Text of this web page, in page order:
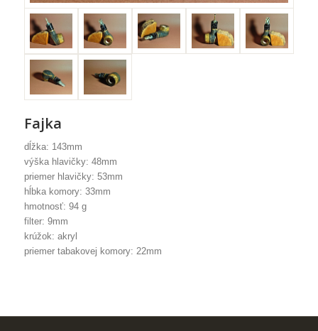
Fajka
dĺžka: 143mm
výška hlavičky: 48mm
priemer hlavičky: 53mm
hĺbka komory: 33mm
hmotnosť: 94 g
filter: 9mm
krúžok: akryl
priemer tabakovej komory: 22mm